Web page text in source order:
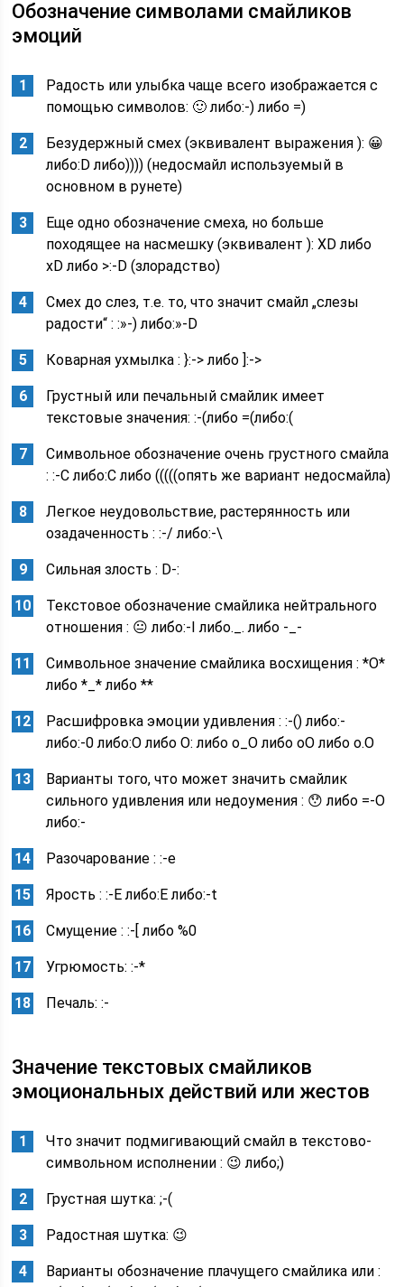
Обозначение символами смайликов
эмоций
Радость или улыбка чаще всего изображается с
помощью символов: 🙂 либо:-) либо =)
Безудержный смех (эквивалент выражения ): 😀
либо:D либо)))) (недосмайл используемый в
основном в рунете)
Еще одно обозначение смеха, но больше
походящее на насмешку (эквивалент ): XD либо
xD либо >:-D (злорадство)
Смех до слез, т.е. то, что значит смайл „слезы
радости“ : :»-) либо:»-D
Коварная ухмылка : }:-> либо ]:->
Грустный или печальный смайлик имеет
текстовые значения: :-(либо =(либо:(
Символьное обозначение очень грустного смайла
: :-C либо:C либо (((((опять же вариант недосмайла)
Легкое неудовольствие, растерянность или
озадаченность : :-/ либо:-\
Сильная злость : D-:
Текстовое обозначение смайлика нейтрального
отношения : 😐 либо:-I либо._. либо -_-
Символьное значение смайлика восхищения : *О*
либо *_* либо **
Расшифровка эмоции удивления : :-() либо:-
либо:-0 либо:O либо O: либо о_О либо oO либо o.O
Варианты того, что может значить смайлик
сильного удивления или недоумения : 😯 либо =-O
либо:-
Разочарование : :-e
Ярость : :-E либо:E либо:-t
Смущение : :-[ либо %0
Угрюмость: :-*
Печаль: :-
Значение текстовых смайликов
эмоциональных действий или жестов
Что значит подмигивающий смайл в текстово-
символьном исполнении : 😉 либо;)
Грустная шутка: ;-(
Радостная шутка: 😉
Варианты обозначение плачущего смайлика или :